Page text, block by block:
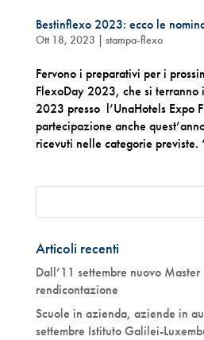
Bestinflexo 2023: ecco le
Ott 18, 2023 | stampa-flexo
Fervono i preparativi per i
FlexoDay 2023, che si
2023 presso l’UnaHotels Expo
partecipazione anche
ricevuti nelle categorie previste.
Articoli recenti
Dall’11 settembre nuovo
rendicontazione
Scuole in azienda, aziende in
settembre Istituto Galilei-